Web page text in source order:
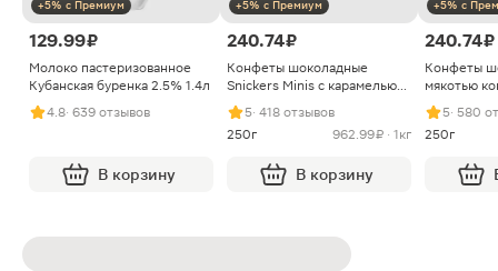
+5% с Премиум
129.99 ₽
Молоко пастеризованное
Кубанская буренка 2.5% 1.4л
4.8· 639 отзывов
В корзину
+5% с Премиум
240.74 ₽
Конфеты шоколадные
Snickers Minis с карамелью
арахисом и нугой
5· 418 отзывов
250г
962.99 ₽ · 1кг
В корзину
+5% с
240.74 ₽
Конфеты
мякотью
5· 580
250г